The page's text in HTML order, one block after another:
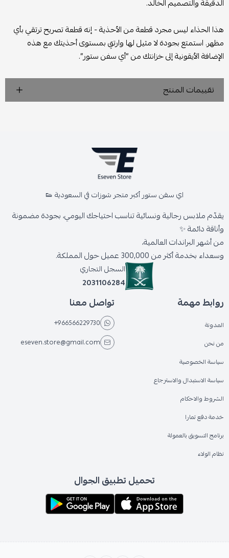
الدقيقة والتصميم الخالد.
هذا الحذاء ليس مجرد قطعة من الأحذية - إنه قطعة تصريح ترتقي بأي
مظهر. استمتع بجودة لا مثيل لها وارتقِ بمستوى أحذيتك مع هذه
الإضافة الأيقونية إلى خزانتك من “أي سفن ستور”.
تقييمات المنتج
اي سفن ستور أكبر متجر شوزات في السعودية 👟
يقدّم ملابس رجالية ونسائية تناسب احتياجك اليومي، بجودة مضمونة
وأناقة دائمة ✨
من أشهر البراندات العالمية،
وسعداء بخدمة أكثر من 300,000 عميل حول المملكة.
السجل التجاري
2031106284
روابط مهمة
المدونة
من نحن
سياسة الخصوصية
سياسة الاستبدال والاسترجاع
الشروط والاحكام
خدمة دفع تمارا
برنامج التسويق بالعمولة
نظام الولاء
تواصل معنا
+966566229730
eseven.store@gmail.com
تحميل تطبيق الجوال